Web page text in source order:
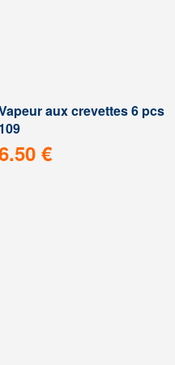
aux crevettes 6 pcs
109
€